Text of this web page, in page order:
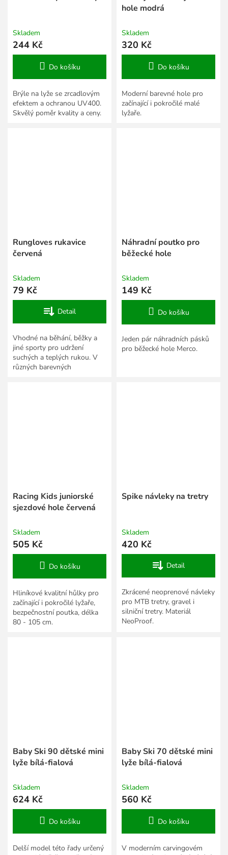
Skladem
244 Kč
Do košíku
Brýle na lyže se zrcadlovým
efektem a ochranou UV400.
Skvělý poměr kvality a ceny.
hole modrá
Skladem
320 Kč
Do košíku
Moderní barevné hole pro
začínající i pokročilé malé
lyžaře.
Rungloves rukavice
červená
Skladem
79 Kč
Detail
Vhodné na běhání, běžky a
jiné sporty pro udržení
suchých a teplých rukou. V
různých barevných
Náhradní poutko pro
běžecké hole
Skladem
149 Kč
Do košíku
Jeden pár náhradních pásků
pro běžecké hole Merco.
Racing Kids juniorské
sjezdové hole červená
Skladem
505 Kč
Do košíku
Hliníkové kvalitní hůlky pro
začínající i pokročilé lyžaře,
bezpečnostní poutka, délka
80 - 105 cm.
Spike návleky na tretry
Skladem
420 Kč
Detail
Zkrácené neoprenové návleky
pro MTB tretry, gravel i
silniční tretry. Materiál
NeoProof.
Baby Ski 90 dětské mini
lyže bílá-fialová
Skladem
624 Kč
Do košíku
Delší model této řady určený
Baby Ski 70 dětské mini
lyže bílá-fialová
Skladem
560 Kč
Do košíku
V moderním carvingovém